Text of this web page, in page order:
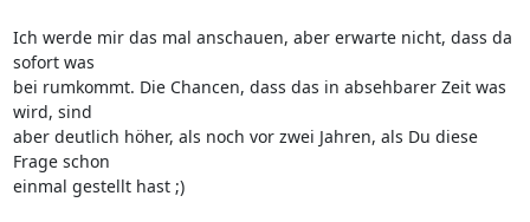
Ich werde mir das mal anschauen, aber erwarte nicht, dass da
sofort was
bei rumkommt. Die Chancen, dass das in absehbarer Zeit was
wird, sind
aber deutlich höher, als noch vor zwei Jahren, als Du diese
Frage schon
einmal gestellt hast ;)